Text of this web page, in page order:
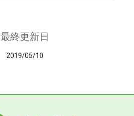
最終更新日
2019/05/10